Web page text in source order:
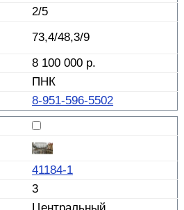
2/5
73,4/48,3/9
8 100 000 р.
ПНК
8-951-596-5502
41184-1
3